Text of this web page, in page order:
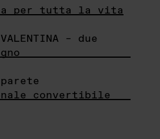
per tutta la vita
– due
convertibile